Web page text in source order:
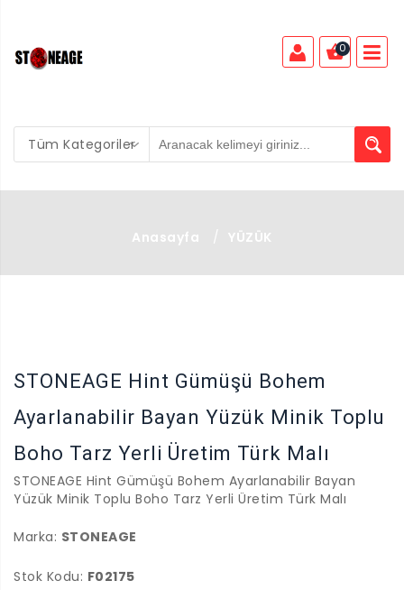
Tüm Kategoriler
0
Anasayfa / YÜZÜK
STONEAGE Hint Gümüşü Bohem
Ayarlanabilir Bayan Yüzük Minik Toplu
Boho Tarz Yerli Üretim Türk Malı
STONEAGE Hint Gümüşü Bohem Ayarlanabilir Bayan
Yüzük Minik Toplu Boho Tarz Yerli Üretim Türk Malı
Marka: STONEAGE
Stok Kodu: F02175